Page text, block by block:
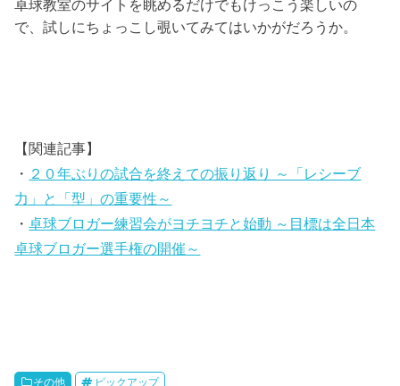
卓球教室のサイトを眺めるだけでもけっこう楽しいの
で、試しにちょっこし覗いてみてはいかがだろうか。
【関連記事】
・ ２０年ぶりの試合を終えての振り返り ～「レシーブ
力」と「型」の重要性～
・卓球ブロガー練習会がヨチヨチと始動 ～目標は全日本
卓球ブロガー選手権の開催～
その他 ピックアップ